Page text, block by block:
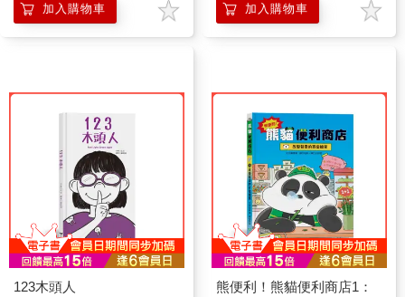
加入購物車 加入購物車
123木頭人
熊便利！熊貓便利商店1：